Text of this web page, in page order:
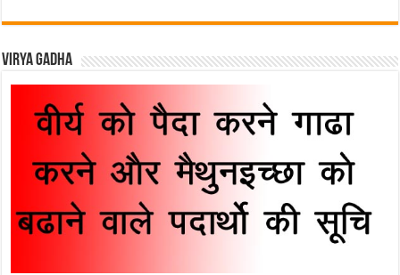
Virya Gadha